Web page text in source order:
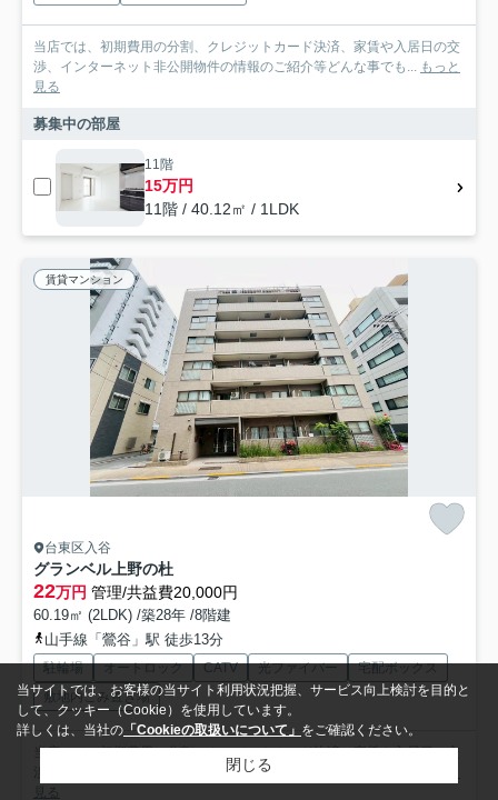
当店では、初期費用の分割、クレジットカード決済、家賃や入居日の交
渉、インターネット非公開物件の情報のご紹介等どんな事でも...
もっと
見る
募集中の部屋
11階
15万円
11階 / 40.12㎡ / 1LDK
賃貸マンション
台東区入谷
グランベル上野の杜
22万円 管理/共益費20,000円
60.19㎡ (2LDK) /築28年 /8階建
山手線「鶯谷」駅 徒歩13分
駐輪場 オートロック CATV 光ファイバー
宅配ボックス
敷地内ごみ置き場
当店では、初期費用の分割、クレジットカード決済、家賃や入居日の交
渉、インターネット非公開物件の情報のご紹介等どんな事でも...
見る
当サイトでは、お客様の当サイト利用状況把握、サービス向上検討を目的と
して、クッキー（Cookie）を使用しています。
詳しくは、当社の 「Cookieの取扱いについて」 をご確認ください。
閉じる